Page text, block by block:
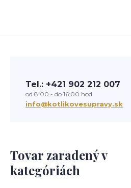
Tovar zaradený v
kategóriách
Tel.: +421 902 212 007
od 8:00 - do 16:00 hod
info@kotlikovesupravy.sk